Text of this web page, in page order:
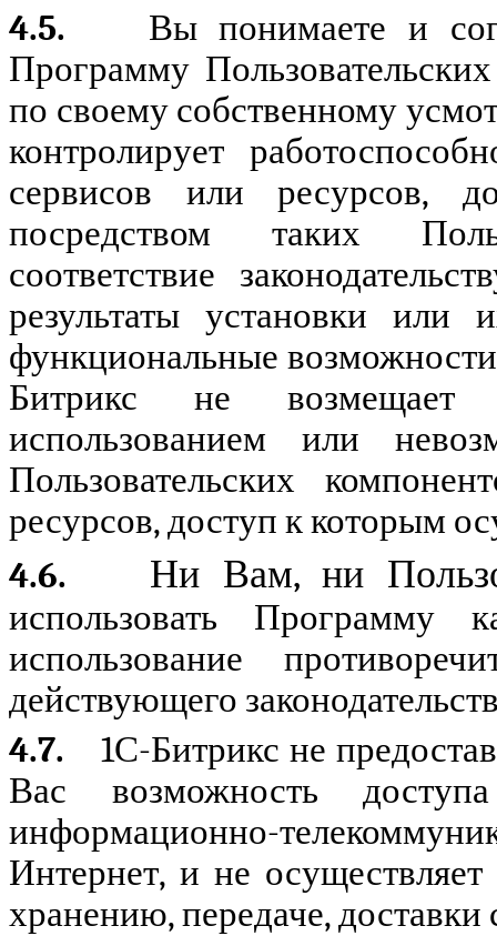
4.5.
Вы понимаете и
Программу
по своему собственному
контролирует
сервисов или ресурсов,
посредством таких
соответствие
результаты установки или
функциональные
Битрикс не возмещает
использованием или
Пользовательских
ресурсов, доступ к которым
4.6.
Ни Вам, ни
использовать Программу
использование
действующего
4.7.
1С-Битрикс не
Вас возможность
информационно-
Интернет, и не
хранению, передаче,